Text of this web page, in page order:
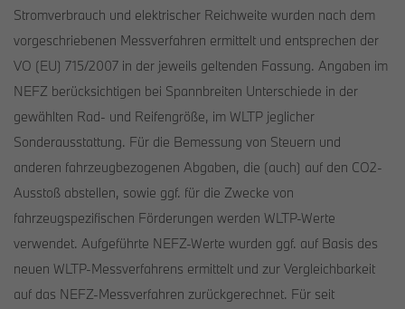
Stromverbrauch und elektrischer Reichweite wurden nach dem
vorgeschriebenen Messverfahren ermittelt und entsprechen der
VO (EU) 715/2007 in der jeweils geltenden Fassung. Angaben im
NEFZ berücksichtigen bei Spannbreiten Unterschiede in der
gewählten Rad- und Reifengröße, im WLTP jeglicher
Sonderausstattung. Für die Bemessung von Steuern und
anderen fahrzeugbezogenen Abgaben, die (auch) auf den CO2-
Ausstoß abstellen, sowie ggf. für die Zwecke von
fahrzeugspezifischen Förderungen werden WLTP-Werte
verwendet. Aufgeführte NEFZ-Werte wurden ggf. auf Basis des
neuen WLTP-Messverfahrens ermittelt und zur Vergleichbarkeit
auf das NEFZ-Messverfahren zurückgerechnet. Für seit